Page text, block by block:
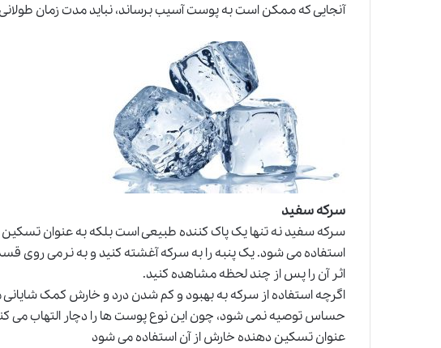
آنجایی که ممکن است به پوست آسیب برساند، نباید مدت زمان
سرکه سفید
سرکه سفید نه تنها یک پاک کننده طبیعی است بلکه به عنوان
استفاده می شود. یک پنبه را به سرکه آغشته کنید و به نرمی روی
اثر آن را پس از چند لحظه مشاهده کنید.
اگرچه استفاده از سرکه به بهبود و کم شدن درد و خارش کمک شایانی
حساس توصیه نمی شود، چون این نوع پوست ها را دچار التهاب می
عنوان تسکین دهنده خارش از آن استفاده می شود